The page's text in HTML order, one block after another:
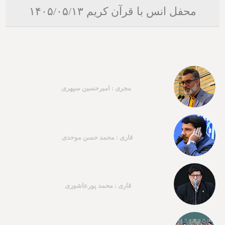
محفل انس با قرآن کریم ۱۴۰۵/۰۵/۱۳
مجری : امیرحسین سپهری
قاری : محمد حسن موحدی
قاری : محمد پورعاشوری